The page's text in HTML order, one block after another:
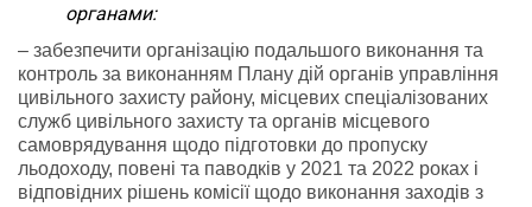
органами:
– забезпечити організацію подальшого виконання та
контроль за виконанням Плану дій органів управління
цивільного захисту району, місцевих спеціалізованих
служб цивільного захисту та органів місцевого
самоврядування щодо підготовки до пропуску
льодоходу, повені та паводків у 2021 та 2022 роках і
відповідних рішень комісії щодо виконання заходів з